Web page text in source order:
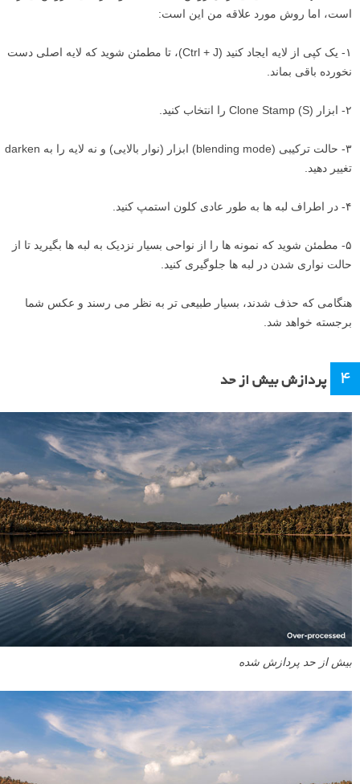
است، اما روش مورد علاقه من این است:
۱- یک کپی از لایه ایجاد کنید (Ctrl + J)، تا مطمئن شوید که لایه اصلی دست
نخورده باقی بماند.
۲- ابزار Clone Stamp (S) را انتخاب کنید.
۳- حالت ترکیبی (blending mode) ابزار (نوار بالایی) و نه لایه را به darken
تغییر دهید.
۴- در اطراف لبه ها به طور عادی کلون استمپ کنید.
۵- مطمئن شوید که نمونه ها را از نواحی بسیار نزدیک به لبه ها بگیرید تا از
حالت نواری شدن در لبه ها جلوگیری کنید.
هنگامی که حذف شدند، بسیار طبیعی تر به نظر می رسند و عکس شما
برجسته خواهد شد.
۴ پردازش بیش از حد
بیش از حد پردازش شده